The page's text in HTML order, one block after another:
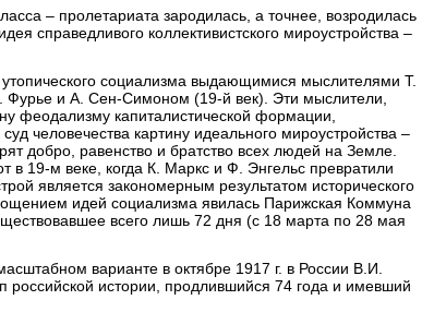
– пролетариата зародилась, а точнее, возродилась
справедливого коллективистского мироустройства –
социализма выдающимися мыслителями Т.
и А. Сен-Симоном (19-й век). Эти мыслители,
феодализму капиталистической формации,
человечества картину идеального мироустройства –
добро, равенство и братство всех людей на Земле.
19-м веке, когда К. Маркс и Ф. Энгельс превратили
является закономерным результатом исторического
идей социализма явилась Парижская Коммуна
всего лишь 72 дня (с 18 марта по 28 мая
варианте в октябре 1917 г. в России В.И.
истории, продлившийся 74 года и имевший